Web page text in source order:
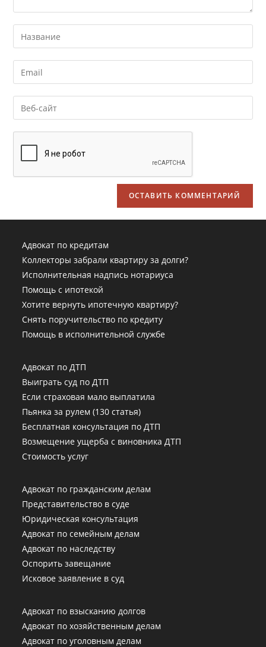
Адвокат по кредитам
Коллекторы забрали квартиру за долги?
Исполнительная надпись нотариуса
Помощь с ипотекой
Хотите вернуть ипотечную квартиру?
Снять поручительство по кредиту
Помощь в исполнительной службе
Адвокат по ДТП
Выиграть суд по ДТП
Если страховая мало выплатила
Пьянка за рулем (130 статья)
Бесплатная консультация по ДТП
Возмещение ущерба с виновника ДТП
Стоимость услуг
Адвокат по гражданским делам
Представительство в суде
Юридическая консультация
Адвокат по семейным делам
Адвокат по наследству
Оспорить завещание
Исковое заявление в суд
Адвокат по взысканию долгов
Адвокат по хозяйственным делам
Адвокат по уголовным делам